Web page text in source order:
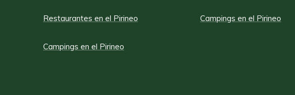
Restaurantes en el Pirineo
Campings en el Pirineo
Campings en el Pirineo